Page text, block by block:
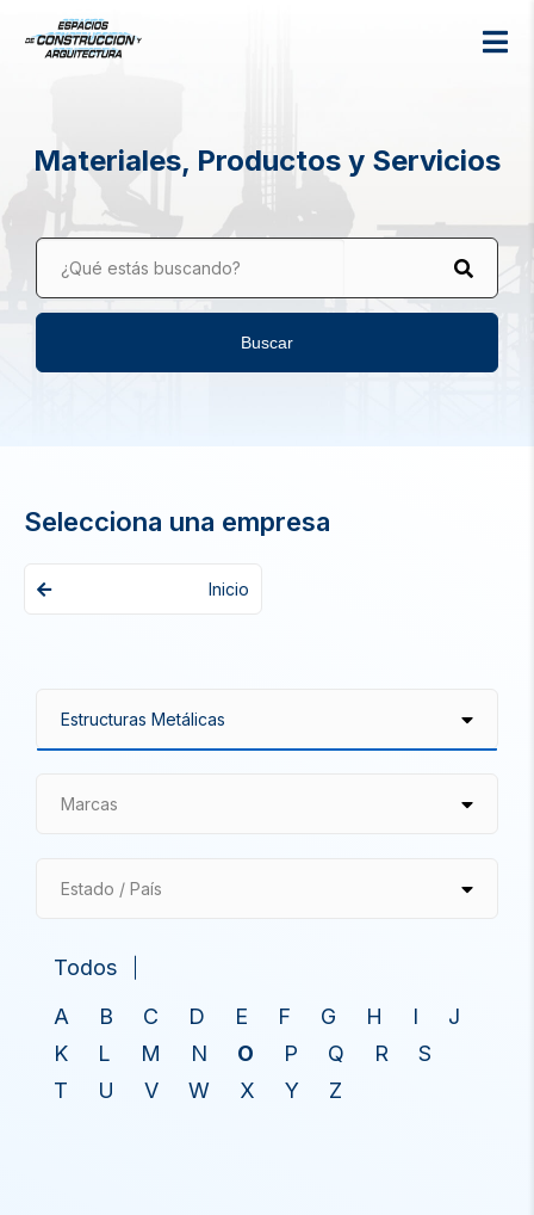
Materiales, Productos y Servicios
¿Qué estás buscando?
Buscar
Selecciona una empresa
Inicio
Marcas
Estado / País
Todos
A
B C D E F G H I
J
K
L M N O P Q R
S
T
U V W X Y Z